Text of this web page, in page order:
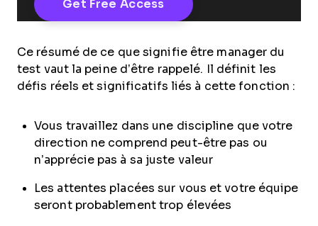
Ce résumé de ce que signifie être manager du
test vaut la peine d’être rappelé. Il définit les
défis réels et significatifs liés à cette fonction :
Vous travaillez dans une discipline que votre
direction ne comprend peut-être pas ou
n’apprécie pas à sa juste valeur
Les attentes placées sur vous et votre équipe
seront probablement trop élevées